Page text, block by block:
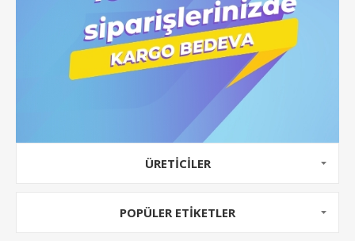
ÜRETICILER
POPÜLER ETIKETLER